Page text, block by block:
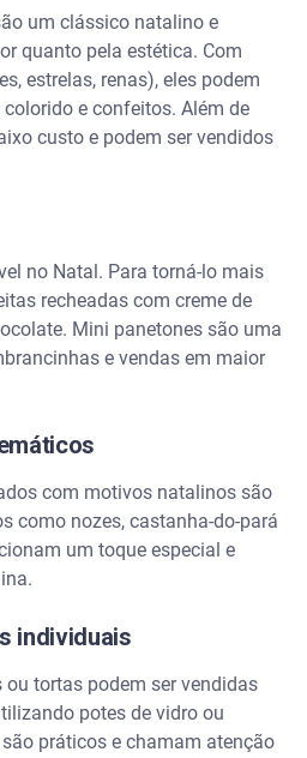
um clássico natalino e
quanto pela estética. Com
estrelas, renas), eles podem
e confeitos. Além de
custo e podem ser vendidos
no Natal. Para torná-lo mais
recheadas com creme de
Mini panetones são uma
e vendas em maior
com motivos natalinos são
como nozes, castanha-do-pará
um toque especial e
individuais
tortas podem ser vendidas
potes de vidro ou
práticos e chamam atenção